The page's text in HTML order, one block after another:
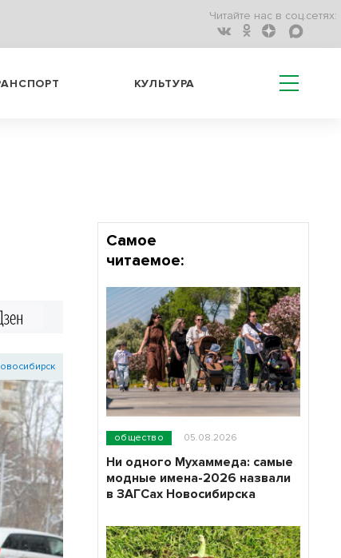
Читайте нас в соц.сетях:
КУЛЬТУРА
Самое
читаемое:
общество 05.08.2026
Ни одного Мухаммеда: самые
модные имена-2026 назвали
в ЗАГСах Новосибирска